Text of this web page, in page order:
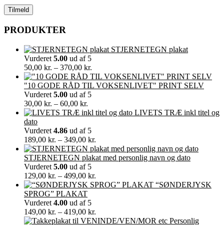
PRODUKTER
STJERNETEGN plakat
Vurderet 5.00 ud af 5
50,00 kr. – 370,00 kr.
50,00 kr.
til
"10 GODE RÅD TIL VOKSENLIVET" PRINT SELV
Vurderet 5.00 ud af 5
30,00 kr. – 60,00 kr.
30,00 kr.
60,00 kr.
LIVETS TRÆ inkl titel og
dato
Vurderet 4.86 ud af 5
189,00 kr. – 349,00 kr.
189,00 kr.
til
STJERNETEGN plakat med personlig navn og dato
Vurderet 5.00 ud af 5
129,00 kr. – 499,00 kr.
129,00 kr.
“SØNDERJYSK
SPROG” PLAKAT
Vurderet 4.00 ud af 5
149,00 kr. – 419,00 kr.
149,00 kr.